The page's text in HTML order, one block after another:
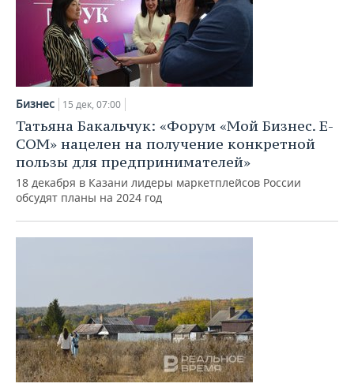
Бизнес 15 дек, 07:00
Татьяна Бакальчук: «Форум «Мой Бизнес. E-
COM» нацелен на получение конкретной
пользы для предпринимателей»
18 декабря в Казани лидеры маркетплейсов России
обсудят планы на 2024 год